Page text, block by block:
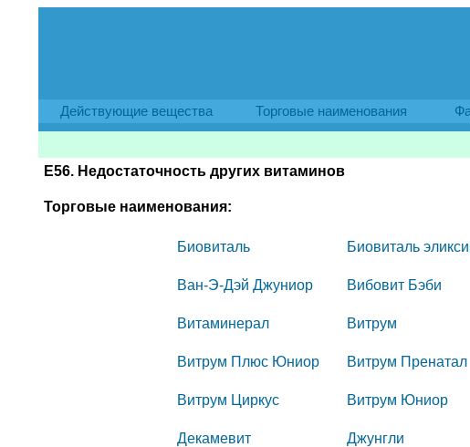
Действующие вещества Торговые наименования
E56. Недостаточность других витаминов
Торговые наименования:
Биовиталь Биовиталь
Ван-Э-Дэй Джуниор Вибовит Бэби
Витаминерал Витрум
Витрум Плюс Юниор Витрум Пренатал
Витрум Циркус Витрум Юниор
Декамевит Джунгли